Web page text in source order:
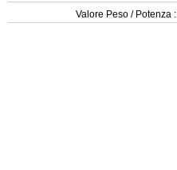
Valore Peso / Potenza :